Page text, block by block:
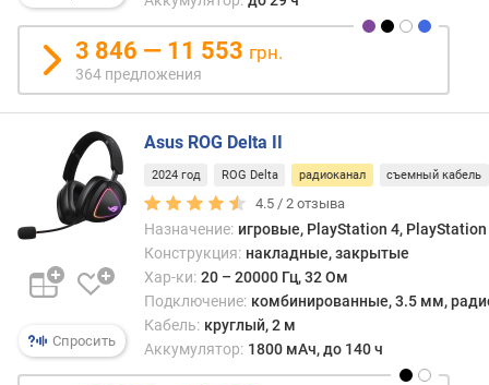
)
т
и
п
е
л
з
у
3 846 — 11 553 грн.
364 предложения
Спросить
Asus ROG Delta II
2024 год ROG Delta радиоканал съемный кабель
4.5 /2 отзыва
Назначение: игровые, PlayStation 4,
Конструкция: накладные, закрытые
Хар-ки: 20 – 20000 Гц, 32 Ом
Подключение: комбинированные, 3.5 мм,
Кабель: круглый, 2 м
Аккумулятор: 1800 мАч, до 140 ч